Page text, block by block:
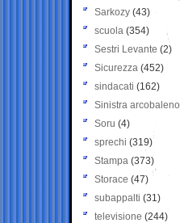
Sarkozy (43)
scuola (354)
Sestri Levante (2)
Sicurezza (452)
sindacati (162)
Sinistra arcobaleno
Soru (4)
sprechi (319)
Stampa (373)
Storace (47)
subappalti (31)
televisione(244)